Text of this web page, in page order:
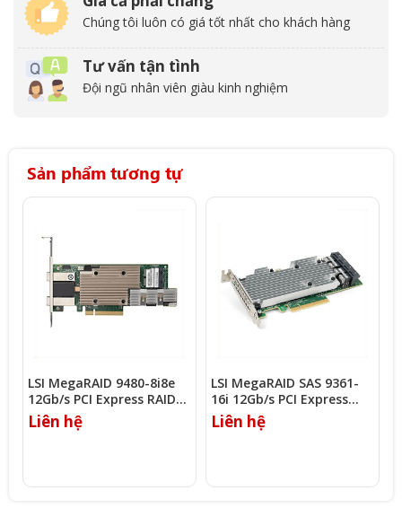
Chúng tôi luôn có giá tốt nhất cho khách hàng
Tư vấn tận tình
Đội ngũ nhân viên giàu kinh nghiệm
Sản phẩm tương tự
LSI MegaRAID 9480-8i8e
12Gb/s PCI Express RAID
Controller
Liên hệ
LSI MegaRAID SAS 9361-
16i 12Gb/s PCI Express
RAID Controller
Liên hệ